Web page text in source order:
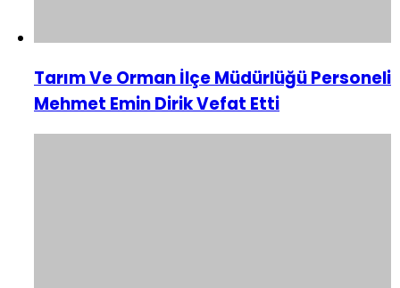
Tarım Ve Orman İlçe Müdürlüğü Personeli
Mehmet Emin Dirik Vefat Etti